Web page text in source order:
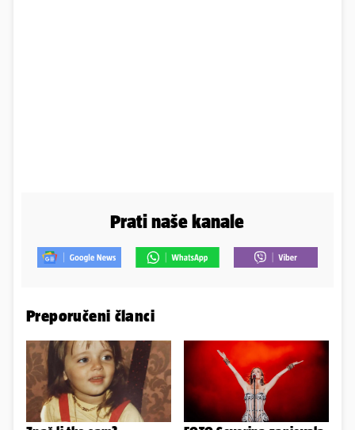
Prati naše kanale
Preporučeni članci